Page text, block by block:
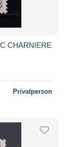
CHARNIERE
Privatperson